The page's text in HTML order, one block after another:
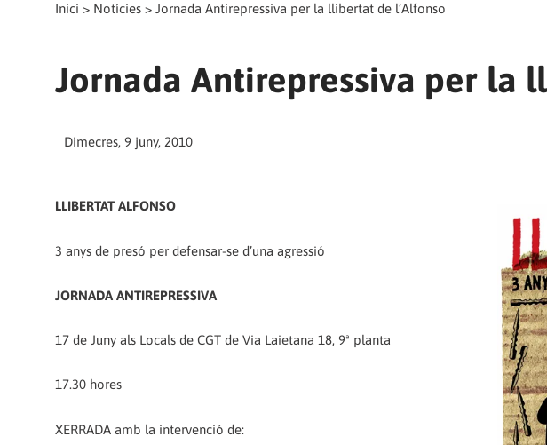
Inici > Notícies > Jornada Antirepressiva per la llibertat de l’Alfonso
Jornada Antirepressiva per la
Dimecres, 9 juny, 2010
LLIBERTAT ALFONSO
3 anys de presó per defensar-se d’una agressió
JORNADA ANTIREPRESSIVA
17 de Juny als Locals de CGT de Via Laietana 18, 9ª planta
17.30 hores
XERRADA amb la intervenció de: